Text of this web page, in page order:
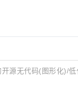
源无代码(图形化)/